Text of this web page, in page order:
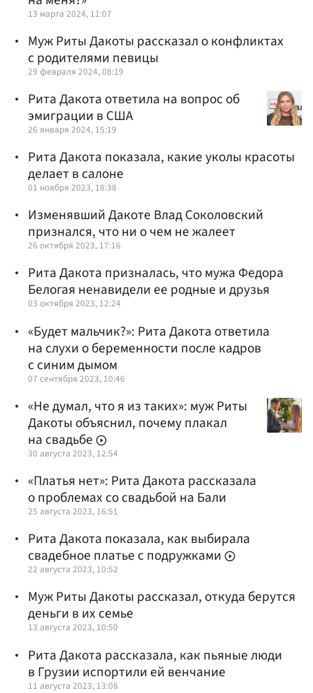
13 марта 2024, 11:07
Муж Риты Дакоты рассказал о конфликтах
с родителями певицы
29 февраля 2024, 08:19
Рита Дакота ответила на вопрос об
эмиграции в США
26 января 2024, 15:19
Рита Дакота показала, какие уколы красоты
делает в салоне
01 ноября 2023, 18:38
Изменявший Дакоте Влад Соколовский
признался, что ни о чем не жалеет
26 октября 2023, 17:16
Рита Дакота призналась, что мужа Федора
Белогая ненавидели ее родные и друзья
03 октября 2023, 12:24
«Будет мальчик?»: Рита Дакота ответила
на слухи о беременности после кадров
с синим дымом
07 сентября 2023, 10:46
«Не думал, что я из таких»: муж Риты
Дакоты объяснил, почему плакал
на свадьбе
30 августа 2023, 12:54
«Платья нет»: Рита Дакота рассказала
о проблемах со свадьбой на Бали
25 августа 2023, 16:51
Рита Дакота показала, как выбирала
свадебное платье с подружками
22 августа 2023, 10:52
Муж Риты Дакоты рассказал, откуда берутся
деньги в их семье
13 августа 2023, 10:50
Рита Дакота рассказала, как пьяные люди
в Грузии испортили ей венчание
11 августа 2023, 13:08